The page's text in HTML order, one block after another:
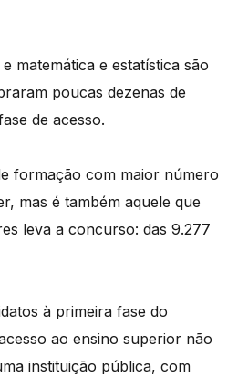
matemática e estatística são
poucas dezenas de
de acesso.
formação com maior número
mas é também aquele que
leva a concurso: das 9.277
à primeira fase do
ao ensino superior não
instituição pública, com